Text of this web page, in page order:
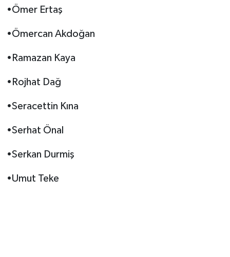
•Ömer Ertaş
•Ömercan Akdoğan
•Ramazan Kaya
•Rojhat Dağ
•Seracettin Kına
•Serhat Önal
•Serkan Durmiş
•Umut Teke